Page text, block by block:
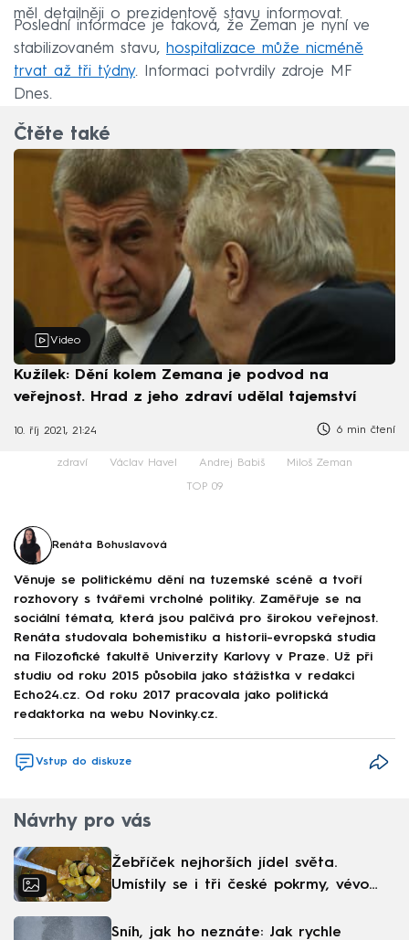
měl detailněji o prezidentově stavu informovat.
Poslední informace je taková, že Zeman je nyní ve
stabilizovaném stavu, hospitalizace může nicméně
trvat až tři týdny. Informaci potvrdily zdroje MF
Dnes.
Čtěte také
Video
Kužílek: Dění kolem Zemana je podvod na
veřejnost. Hrad z jeho zdraví udělal tajemství
10. říj 2021, 21:24 6 min čtení
zdraví Václav Havel Andrej Babiš Miloš Zeman
TOP 09
Renáta Bohuslavová
Věnuje se politickému dění na tuzemské scéně a tvoří
rozhovory s tvářemi vrcholné politiky. Zaměřuje se na
sociální témata, která jsou palčivá pro širokou veřejnost.
Renáta studovala bohemistiku a historii-evropská studia
na Filozofické fakultě Univerzity Karlovy v Praze. Už při
studiu od roku 2015 působila jako stážistka v redakci
Echo24.cz. Od roku 2017 pracovala jako politická
redaktorka na webu Novinky.cz.
Vstup do diskuze
Návrhy pro vás
Žebříček nejhorších jídel světa.
Umístily se i tři české pokrmy, vévodí
Sníh, jak ho neznáte: Jak rychle